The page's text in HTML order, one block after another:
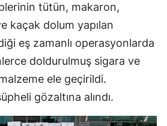
tütün, makaron,
kaçak dolum yapılan
eş zamanlı operasyonlarda
doldurulmuş sigara ve
ele geçirildi.
gözaltına alındı.